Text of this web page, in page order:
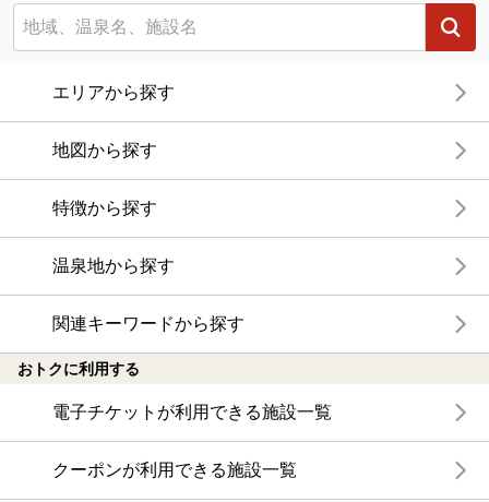
エリアから探す
地図から探す
特徴から探す
温泉地から探す
関連キーワードから探す
おトクに利用する
電子チケットが利用できる施設一覧
クーポンが利用できる施設一覧